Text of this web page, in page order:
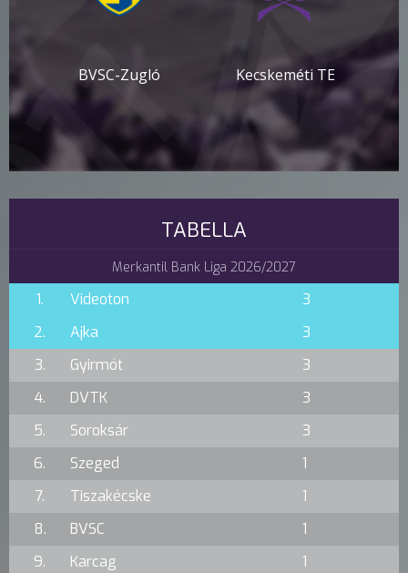
BVSC-Zugló Kecskeméti TE
TABELLA
Merkantil Bank Liga 2026/2027
1. Videoton
3
2.
Ajka
3
3.
Gyirmót
3
4.
DVTK
3
5.
Soroksár
3
6.
Szeged
1
7.
Tiszakécske
1
8.
BVSC
1
9.
Karcag
1